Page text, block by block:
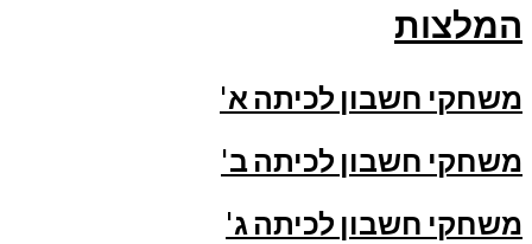
המלצות
משחקי חשבון לכיתה א'
משחקי חשבון לכיתה ב'
משחקי חשבון לכיתה ג'